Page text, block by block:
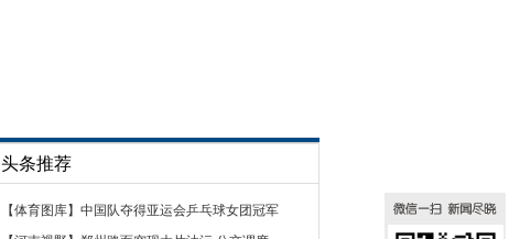
头条推荐
【体育图库】 中国队夺得亚运会乒乓球女团冠军